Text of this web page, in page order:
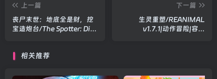
上一篇
丧尸末世：地底全是财，挖
宝造炮台/The Spotter: Dig
下一篇
生灵重塑/REANIMAL
v1.7.1|动作冒险|容量
相关推荐